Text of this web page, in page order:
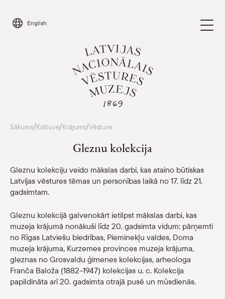
content
English
Apmeklēt
Par mums
Skolām
Veikals
eMuzejs
Sākums/Krātuve/Krājums/Vēsture
Gleznu kolekcija
Gleznu kolekciju veido mākslas darbi, kas ataino būtiskas
Latvijas vēstures tēmas un personības laikā no 17. līdz 21.
gadsimtam.
Gleznu kolekcijā galvenokārt ietilpst mākslas darbi, kas
muzeja krājumā nonākuši līdz 20. gadsimta vidum: pārņemti
no Rīgas Latviešu biedrības, Pieminekļu valdes, Doma
muzeja krājuma, Kurzemes provinces muzeja krājuma,
gleznas no Grosvaldu ģimenes kolekcijas, arheologa
Franča Baloža (1882–1947) kolekcijas u. c. Kolekcija
papildināta arī 20. gadsimta otrajā pusē un mūsdienās.